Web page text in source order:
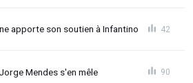
apporte son soutien à Infantino 42
Mendes s'en mêle 90